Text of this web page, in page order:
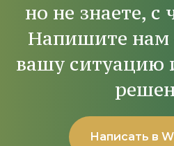
но не знаете, с
Напишите нам
вашу ситуацию
Написать в